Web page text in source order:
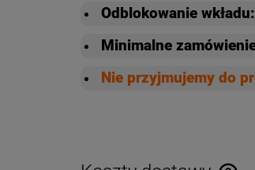
Odblokowanie wkładu:
Minimalne
Nie przyjmujemy do